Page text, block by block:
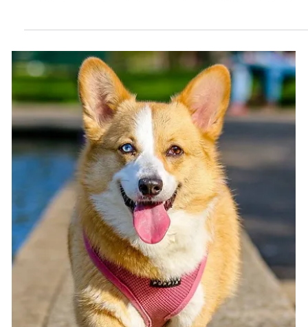
températures sont anormalement élevées, représentent un
le réchauffement climatique. Des solutions biomimétiques
peuvent permettre de faire face à ces îlots de chaleur !
L’augmentation de la température en ville Ces dernières
années, les canicules ont pu rendre la vie en ville
désagréable voire dangereuse. Malheureusement, ces
phénomènes sont voués à se multi